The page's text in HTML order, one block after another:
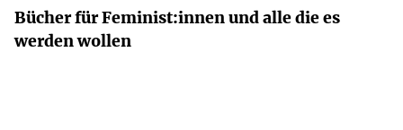
Bücher für Feminist:innen und alle die es
werden wollen